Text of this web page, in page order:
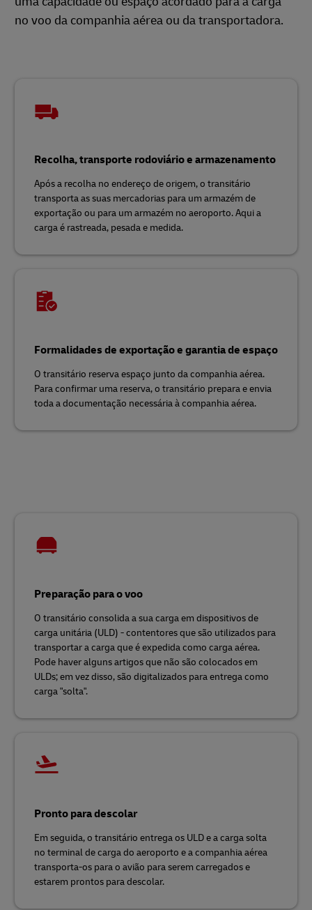
no voo da companhia aérea ou da transportadora.
Recolha, transporte rodoviário e armazenamento
Após a recolha no endereço de origem, o transitário
transporta as suas mercadorias para um armazém de
exportação ou para um armazém no aeroporto. Aqui a
carga é rastreada, pesada e medida.
Formalidades de exportação e garantia de espaço
O transitário reserva espaço junto da companhia aérea.
Para confirmar uma reserva, o transitário prepara e envia
toda a documentação necessária à companhia aérea.
Preparação para o voo
O transitário consolida a sua carga em dispositivos de
carga unitária (ULD) - contentores que são utilizados para
transportar a carga que é expedida como carga aérea.
Pode haver alguns artigos que não são colocados em
ULDs; em vez disso, são digitalizados para entrega como
carga "solta".
Pronto para descolar
Em seguida, o transitário entrega os ULD e a carga solta
no terminal de carga do aeroporto e a companhia aérea
transporta-os para o avião para serem carregados e
estarem prontos para descolar.